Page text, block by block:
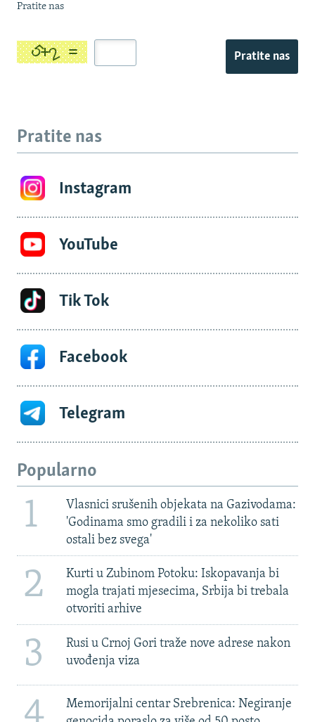
Pratite nas
Pratite nas
Pratite nas
Instagram
YouTube
Tik Tok
Facebook
Telegram
Popularno
1
Vlasnici srušenih objekata na Gazivodama:
'Godinama smo gradili i za nekoliko sati
ostali bez svega'
2
Kurti u Zubinom Potoku: Iskopavanja bi
mogla trajati mjesecima, Srbija bi trebala
otvoriti arhive
3
Rusi u Crnoj Gori traže nove adrese nakon
uvođenja viza
Memorijalni centar Srebrenica: Negiranje